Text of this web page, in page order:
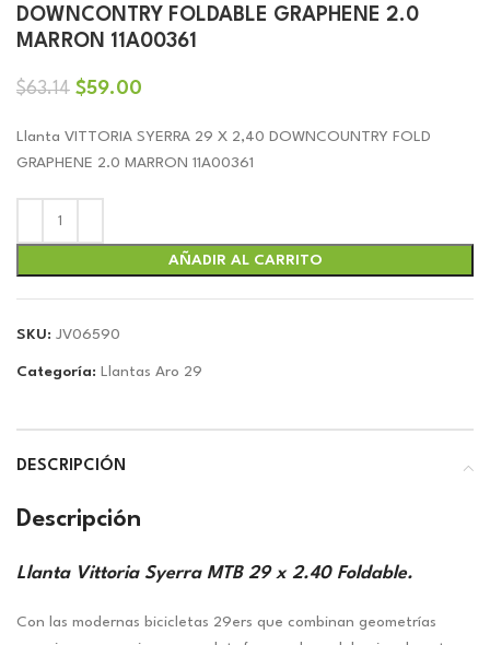
DOWNCONTRY FOLDABLE GRAPHENE 2.0
MARRON 11A00361
$63.14 El
original
era:
$59.00
actual
es:
Llanta VITTORIA SYERRA 29 X 2,40 DOWNCOUNTRY FOLD
GRAPHENE 2.0 MARRON 11A00361
AÑADIR AL CARRITO
SKU: JV06590
Categoría: Llantas Aro 29
DESCRIPCIÓN
Descripción
Llanta Vittoria Syerra MTB 29 x 2.40 Foldable.
Con las modernas bicicletas 29ers que combinan geometrías